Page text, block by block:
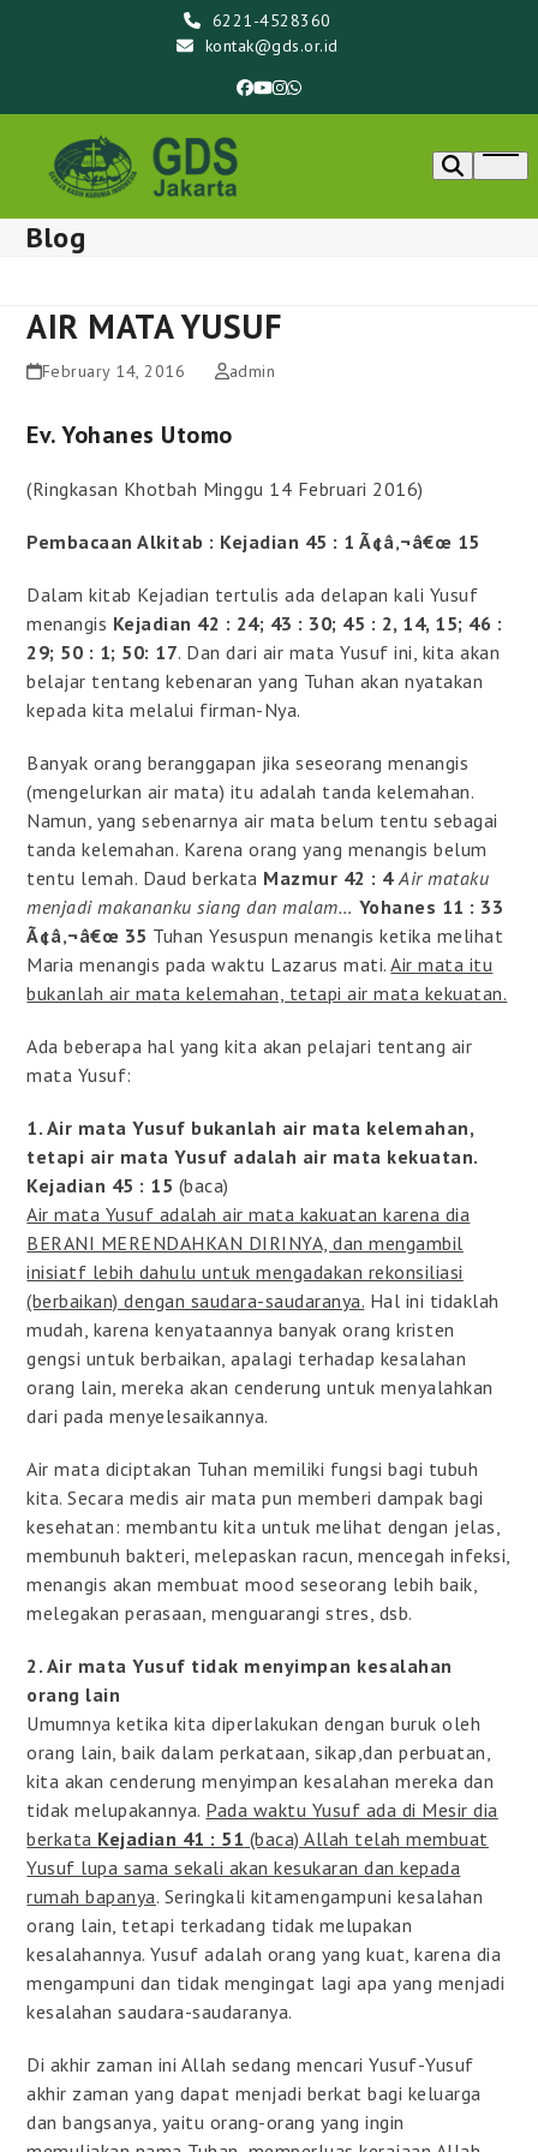
6221-4528360
kontak@gds.or.id
Facebook
YouTube
Instagram
Whatsapp
Blog
AIR MATA YUSUF
February 14, 2016 admin
Ev. Yohanes Utomo
(Ringkasan Khotbah Minggu 14 Februari 2016)
Pembacaan Alkitab : Kejadian 45 : 1 Ã¢â‚¬â€œ 15
Dalam kitab Kejadian tertulis ada delapan kali Yusuf
menangis Kejadian 42 : 24; 43 : 30; 45 : 2, 14, 15; 46 :
29; 50 : 1; 50: 17. Dan dari air mata Yusuf ini, kita akan
belajar tentang kebenaran yang Tuhan akan nyatakan
kepada kita melalui firman-Nya.
Banyak orang beranggapan jika seseorang menangis
(mengelurkan air mata) itu adalah tanda kelemahan.
Namun, yang sebenarnya air mata belum tentu sebagai
tanda kelemahan. Karena orang yang menangis belum
tentu lemah. Daud berkata Mazmur 42 : 4 Air mataku
menjadi makananku siang dan malam… Yohanes 11 : 33
Ã¢â‚¬â€œ 35 Tuhan Yesuspun menangis ketika melihat
Maria menangis pada waktu Lazarus mati.Air mata itu
bukanlah air mata kelemahan, tetapi air mata kekuatan.
Ada beberapa hal yang kita akan pelajari tentang air
mata Yusuf:
1. Air mata Yusuf bukanlah air mata kelemahan,
tetapi air mata Yusuf adalah air mata kekuatan.
Kejadian 45 : 15 (baca)
Air mata Yusuf adalah air mata kakuatan karena dia
BERANI MERENDAHKAN DIRINYA, dan mengambil
inisiatf lebih dahulu untuk mengadakan rekonsiliasi
(berbaikan) dengan saudara-saudaranya. Hal ini tidaklah
mudah, karena kenyataannya banyak orang kristen
gengsi untuk berbaikan, apalagi terhadap kesalahan
orang lain, mereka akan cenderung untuk menyalahkan
dari pada menyelesaikannya.
Air mata diciptakan Tuhan memiliki fungsi bagi tubuh
kita. Secara medis air mata pun memberi dampak bagi
kesehatan: membantu kita untuk melihat dengan jelas,
membunuh bakteri, melepaskan racun, mencegah infeksi,
menangis akan membuat mood seseorang lebih baik,
melegakan perasaan, menguarangi stres, dsb.
2. Air mata Yusuf tidak menyimpan kesalahan
orang lain
Umumnya ketika kita diperlakukan dengan buruk oleh
orang lain, baik dalam perkataan, sikap,dan perbuatan,
kita akan cenderung menyimpan kesalahan mereka dan
tidak melupakannya. Pada waktu Yusuf ada di Mesir dia
berkata Kejadian 41 : 51 (baca) Allah telah membuat
Yusuf lupa sama sekali akan kesukaran dan kepada
rumah bapanya. Seringkali kitamengampuni kesalahan
orang lain, tetapi terkadang tidak melupakan
kesalahannya. Yusuf adalah orang yang kuat, karena dia
mengampuni dan tidak mengingat lagi apa yang menjadi
kesalahan saudara-saudaranya.
Di akhir zaman ini Allah sedang mencari Yusuf-Yusuf
akhir zaman yang dapat menjadi berkat bagi keluarga
dan bangsanya, yaitu orang-orang yang ingin